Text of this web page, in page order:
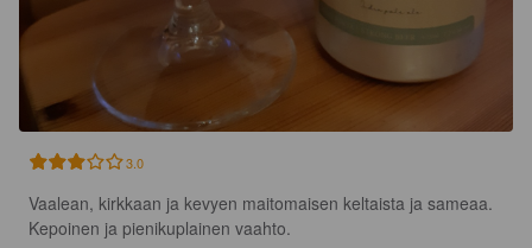
3.0
Vaalean, kirkkaan ja kevyen maitomaisen keltaista ja sameaa.
Kepoinen ja pienikuplainen vaahto.